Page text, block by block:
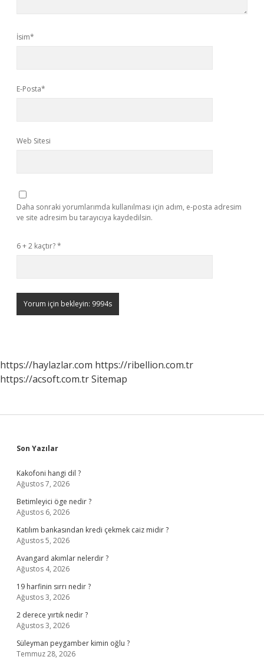
İsim*
E-Posta*
Web Sitesi
Daha sonraki yorumlarımda kullanılması için adım, e-posta adresim
ve site adresim bu tarayıcıya kaydedilsin.
6 + 2 kaçtır?*
https://haylazlar.com https://ribellion.com.tr
https://acsoft.com.trSitemap
Sidebar
Son Yazılar
Kakofoni hangi dil ?
Ağustos 7, 2026
Betimleyici öge nedir ?
Ağustos 6, 2026
Katılım bankasından kredi çekmek caiz midir ?
Ağustos 5, 2026
Avangard akımlar nelerdir ?
Ağustos 4, 2026
19 harfinin sırrı nedir ?
Ağustos 3, 2026
2 derece yırtık nedir ?
Ağustos 3, 2026
Süleyman peygamber kimin oğlu ?
Temmuz 28, 2026